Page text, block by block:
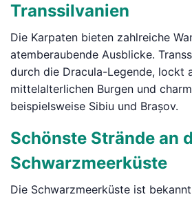
Transsilvanien
Die Karpaten bieten zahlreiche
atemberaubende Ausblicke.
durch die Dracula-Legende, lockt
mittelalterlichen Burgen und
beispielsweise Sibiu und Brașov.
Schönste Strände an
Schwarzmeerküste
Die Schwarzmeerküste ist